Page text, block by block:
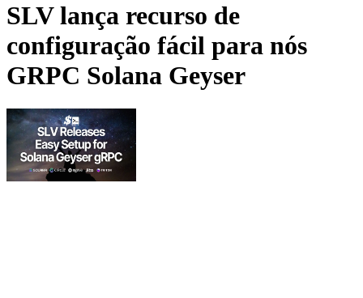
SLV lança recurso de
configuração fácil para nós
GRPC Solana Geyser